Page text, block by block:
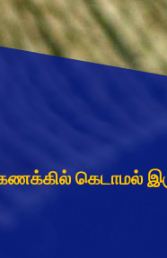
கெடாமல்